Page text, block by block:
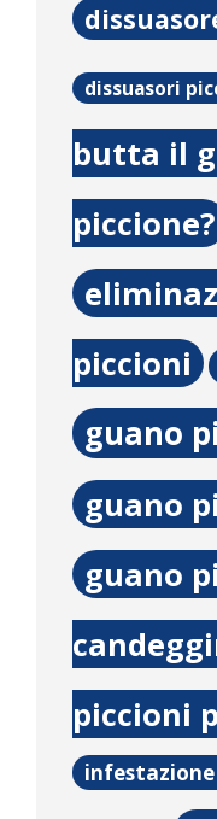
dissuasori
butta il
piccione?
piccioni
guano
guano
guano
piccioni